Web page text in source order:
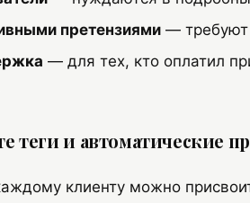
претензиями — требуют
— для тех, кто оплатил
теги и автоматические
клиенту можно